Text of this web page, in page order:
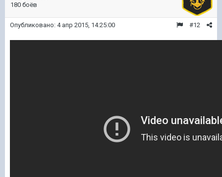
180 боёв
#12
Опубликовано: 4 апр 2015, 14:25:00